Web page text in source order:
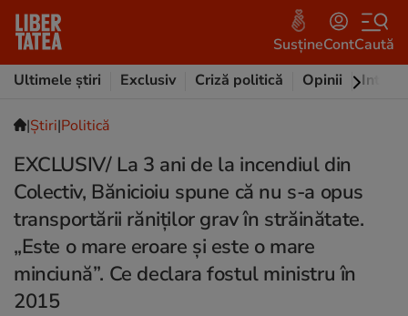
SusțineContCaută
Ultimele știri
Exclusiv Criză politică Opinii
|Ştiri|Politică
EXCLUSIV/ La 3 ani de la incendiul din
Colectiv, Bănicioiu spune că nu s-a opus
transportării răniților grav în străinătate.
„Este o mare eroare şi este o mare
minciună”. Ce declara fostul ministru în
2015